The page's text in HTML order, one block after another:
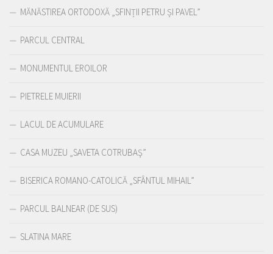
MĂNĂSTIREA ORTODOXĂ „SFINȚII PETRU ȘI PAVEL”
PARCUL CENTRAL
MONUMENTUL EROILOR
PIETRELE MUIERII
LACUL DE ACUMULARE
CASA MUZEU „SAVETA COTRUBAŞ”
BISERICA ROMANO-CATOLICĂ „SFÂNTUL MIHAIL”
PARCUL BALNEAR (DE SUS)
SLATINA MARE